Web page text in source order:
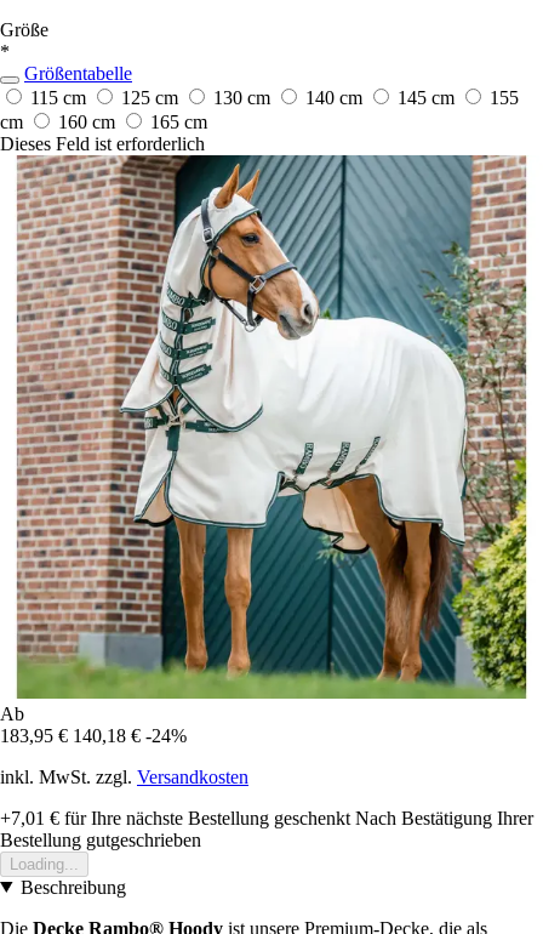
Größe
*
Größentabelle
115 cm
125 cm 130 cm 140 cm 145 cm
155
cm
160 cm
165 cm
Dieses Feld ist erforderlich
Ab
183,95 € 140,18 € -24%
inkl. MwSt. zzgl. Versandkosten
+7,01 € für Ihre nächste Bestellung geschenkt Nach Bestätigung Ihrer
Bestellung gutgeschrieben
Loading...
Beschreibung
Die Decke Rambo® Hoody ist unsere Premium-Decke, die als